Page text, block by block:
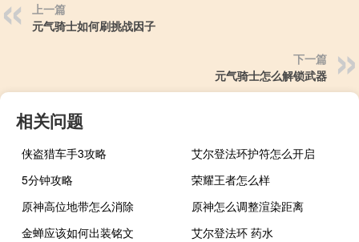
上一篇
元气骑士如何刷挑战因子
下一篇
元气骑士怎么解锁武器
相关问题
侠盗猎车手3攻略
艾尔登法环护符怎么开启
5分钟攻略
荣耀王者怎么样
原神高位地带怎么消除
原神怎么调整渲染距离
金蝉应该如何出装铭文
艾尔登法环 药水